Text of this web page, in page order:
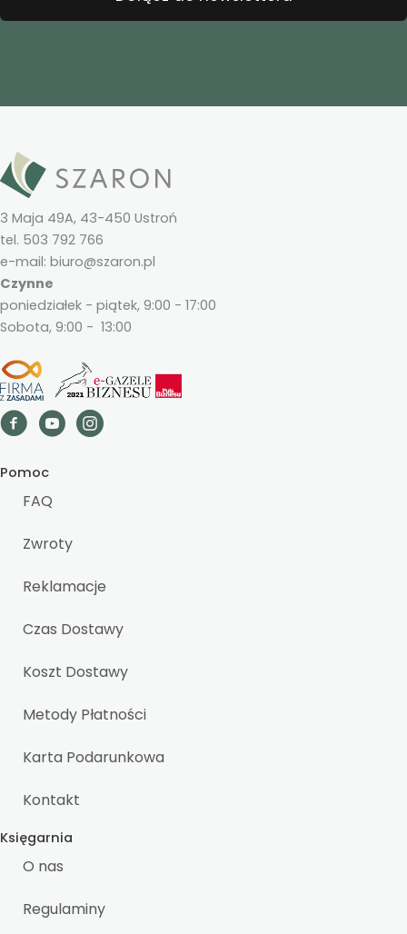
3 Maja 49A, 43-450 Ustroń
tel. 503 792 766
e-mail: biuro@szaron.pl
Czynne
poniedziałek - piątek, 9:00 - 17:00
Sobota, 9:00 - 13:00
Pomoc
FAQ
Zwroty
Reklamacje
Czas Dostawy
Koszt Dostawy
Metody Płatności
Karta Podarunkowa
Kontakt
Księgarnia
O nas
Regulaminy